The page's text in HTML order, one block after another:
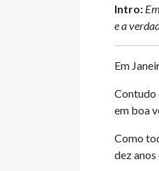
Intro:
e a
Em
Contudo
em boa
Como
dez